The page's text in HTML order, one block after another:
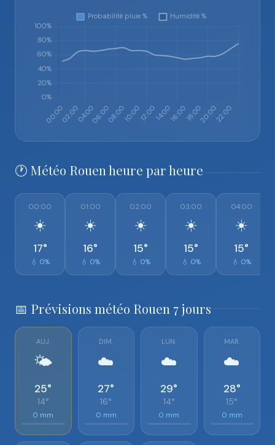
🕐 Météo Rouen heure par heure
00:00
☀️
17°
💧 0%
01:00
☀️
16°
💧 0%
02:00
☀️
15°
💧 0%
03:00
☀️
15°
💧 0%
04:00
☀️
15°
💧 0%
📅 Prévisions météo Rouen 7 jours
AUJ.
🌤️
25°
14°
0 mm
DIM.
☁️
27°
16°
0 mm
LUN.
☁️
29°
14°
0 mm
MAR.
☁️
28°
15°
0 mm